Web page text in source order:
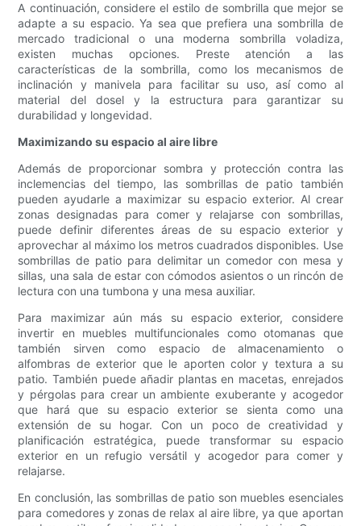
A continuación, considere el estilo de sombrilla que mejor se
adapte a su espacio. Ya sea que prefiera una sombrilla de
mercado tradicional o una moderna sombrilla voladiza,
existen muchas opciones. Preste atención a las
características de la sombrilla, como los mecanismos de
inclinación y manivela para facilitar su uso, así como al
material del dosel y la estructura para garantizar su
durabilidad y longevidad.
Maximizando su espacio al aire libre
Además de proporcionar sombra y protección contra las
inclemencias del tiempo, las sombrillas de patio también
pueden ayudarle a maximizar su espacio exterior. Al crear
zonas designadas para comer y relajarse con sombrillas,
puede definir diferentes áreas de su espacio exterior y
aprovechar al máximo los metros cuadrados disponibles. Use
sombrillas de patio para delimitar un comedor con mesa y
sillas, una sala de estar con cómodos asientos o un rincón de
lectura con una tumbona y una mesa auxiliar.
Para maximizar aún más su espacio exterior, considere
invertir en muebles multifuncionales como otomanas que
también sirven como espacio de almacenamiento o
alfombras de exterior que le aporten color y textura a su
patio. También puede añadir plantas en macetas, enrejados
y pérgolas para crear un ambiente exuberante y acogedor
que hará que su espacio exterior se sienta como una
extensión de su hogar. Con un poco de creatividad y
planificación estratégica, puede transformar su espacio
exterior en un refugio versátil y acogedor para comer y
relajarse.
En conclusión, las sombrillas de patio son muebles esenciales
para comedores y zonas de relax al aire libre, ya que aportan